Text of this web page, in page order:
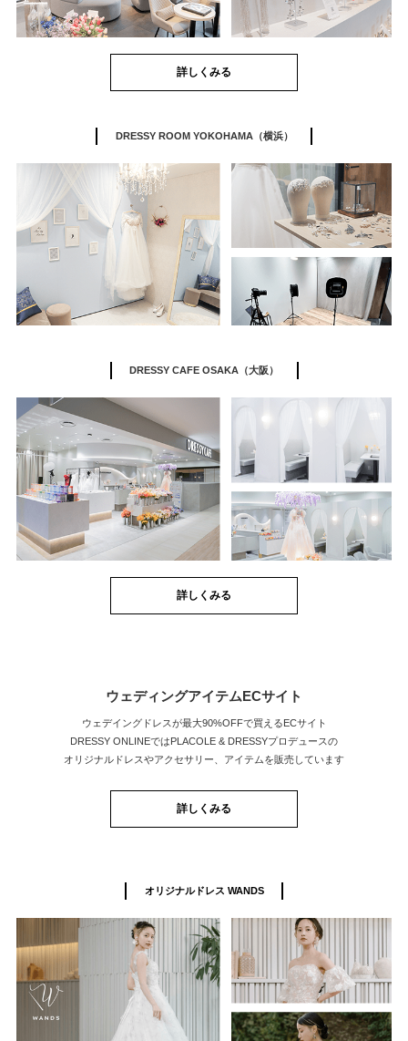
詳しくみる
DRESSY ROOM YOKOHAMA（横浜）
DRESSY CAFE OSAKA（大阪）
詳しくみる
ウェディングアイテムECサイト
ウェデイングドレスが最大90%OFFで買えるECサイト
DRESSY ONLINEではPLACOLE & DRESSYプロデュースの
オリジナルドレスやアクセサリー、アイテムを販売しています
詳しくみる
オリジナルドレス WANDS